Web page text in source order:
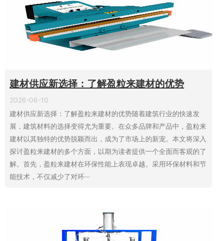
建材供应新选择：了解盈粒来建材的优势
2026-06-10
建材供应新选择：了解盈粒来建材的优势随着建筑行业的快速发
展，建筑材料的选择变得尤为重要。在众多品牌和产品中，盈粒来
建材以其独特的优势脱颖而出，成为了市场上的新宠。本文将深入
探讨盈粒来建材的多个方面，以期为读者提供一个全面而客观的了
解。首先，盈粒来建材在环保性能上表现卓越。采用环保材料和节
能技术，不仅减少了对环···